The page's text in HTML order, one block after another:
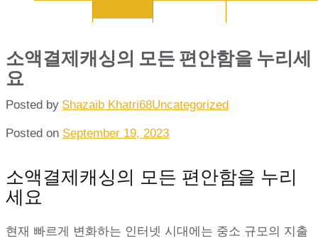
Ebddu
소액결제캐싱의 모든 편안함을 누리세
요
Posted by Shazaib Khatri68Uncategorized
Posted on September 19, 2023
소액결제캐싱의 모든 편안함을 누리
세요
현재 빠르게 변화하는 인터넷 시대에는 중소 규모의 지출